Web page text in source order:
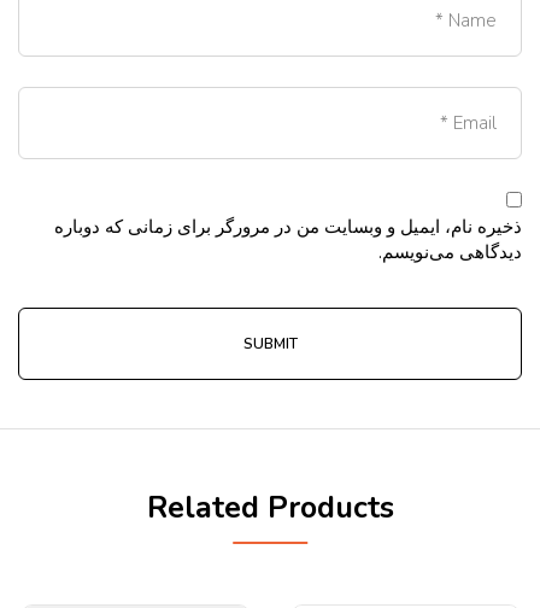
ذخیره نام، ایمیل و وبسایت من در مرورگر برای زمانی که دوباره
دیدگاهی می‌نویسم.
Related Products